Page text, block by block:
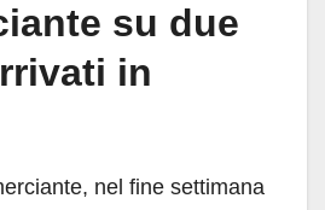
su due
in
nel fine settimana